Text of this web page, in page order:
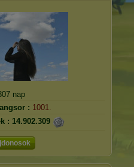
nap
: 1001.
: 14.902.309